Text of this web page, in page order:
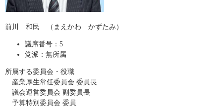
前川 和民 （まえかわ かずたみ）
議席番号：5
党派：無所属
所属する委員会・役職
産業厚生常任委員会 委員長
​ 議会運営委員会 副委員長
予算特別委員会 委員